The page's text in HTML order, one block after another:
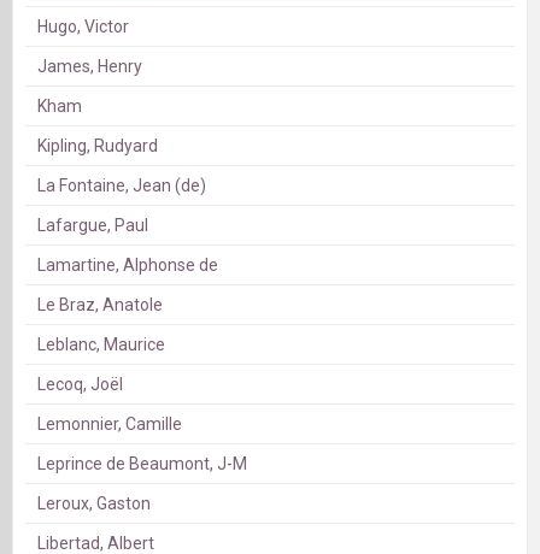
Hugo, Victor
James, Henry
Kham
Kipling, Rudyard
La Fontaine, Jean (de)
Lafargue, Paul
Lamartine, Alphonse de
Le Braz, Anatole
Leblanc, Maurice
Lecoq, Joël
Lemonnier, Camille
Leprince de Beaumont, J-M
Leroux, Gaston
Libertad, Albert